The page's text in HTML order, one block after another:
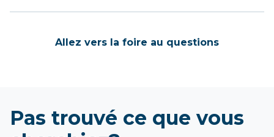
Allez vers la foire au questions
Pas trouvé ce que vous